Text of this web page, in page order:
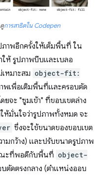
การสาธิตใน Codepen
ภาพอีกครั้งให้เต็มพื้นที่ ใน
ให้ รูปภาพบีบและเบลอ
หมาะสม object-fit:
พเพื่อเติมพื้นที่และครอบตัด
จะ "ซูมเข้า" ที่ขอบเขตล่าง
ห้มั่นใจว่ารูปภาพทั้งหมด จะ
ซึ่งจะใช้ขนาดของขอบเขต
กว้าง) และปรับขนาดรูปภาพ
ณะที่พอดีกับพื้นที่ object-
ตัดตรงกลาง (ตำแหน่งออบ